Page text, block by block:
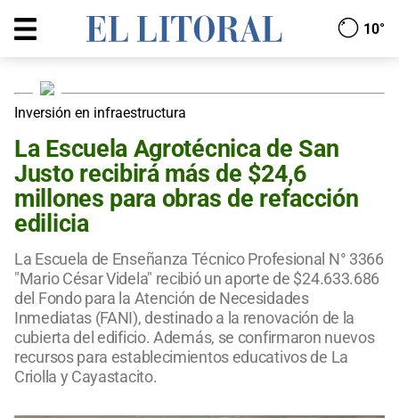
10°
Inversión en infraestructura
La Escuela Agrotécnica de San
Justo recibirá más de $24,6
millones para obras de refacción
edilicia
La Escuela de Enseñanza Técnico Profesional N° 3366
"Mario César Videla" recibió un aporte de $24.633.686
del Fondo para la Atención de Necesidades
Inmediatas (FANI), destinado a la renovación de la
cubierta del edificio. Además, se confirmaron nuevos
recursos para establecimientos educativos de La
Criolla y Cayastacito.